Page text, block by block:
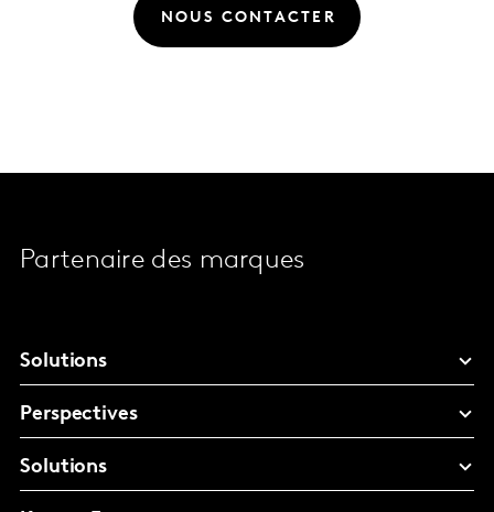
NOUS CONTACTER
Partenaire des marques
Solutions
Perspectives
Solutions